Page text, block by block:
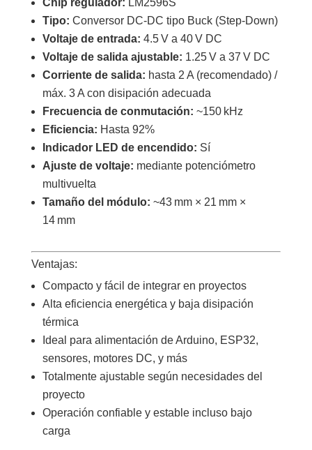
Chip regulador: LM2596S
Tipo: Conversor DC-DC tipo Buck (Step-Down)
Voltaje de entrada: 4.5 V a 40 V DC
Voltaje de salida ajustable: 1.25 V a 37 V DC
Corriente de salida: hasta 2 A (recomendado) /
máx. 3 A con disipación adecuada
Frecuencia de conmutación: ~150 kHz
Eficiencia: Hasta 92%
Indicador LED de encendido: Sí
Ajuste de voltaje: mediante potenciómetro
multivuelta
Tamaño del módulo: ~43 mm × 21 mm ×
14 mm
Ventajas:
Compacto y fácil de integrar en proyectos
Alta eficiencia energética y baja disipación
térmica
Ideal para alimentación de Arduino, ESP32,
sensores, motores DC, y más
Totalmente ajustable según necesidades del
proyecto
Operación confiable y estable incluso bajo
carga